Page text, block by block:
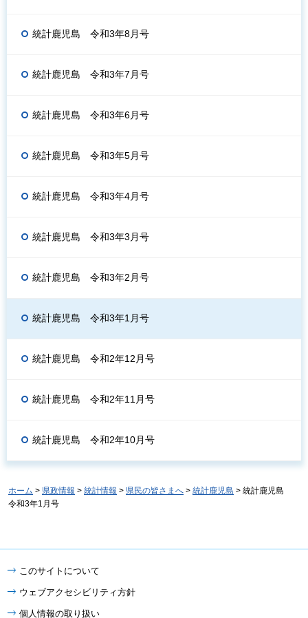
統計鹿児島 令和3年8月号
統計鹿児島 令和3年7月号
統計鹿児島 令和3年6月号
統計鹿児島 令和3年5月号
統計鹿児島 令和3年4月号
統計鹿児島 令和3年3月号
統計鹿児島 令和3年2月号
統計鹿児島 令和3年1月号
統計鹿児島 令和2年12月号
統計鹿児島 令和2年11月号
統計鹿児島 令和2年10月号
ホーム > 県政情報 > 統計情報 > 県民の皆さまへ > 統計鹿児島 > 統計鹿児島
令和3年1月号
このサイトについて
ウェブアクセシビリティ方針
個人情報の取り扱い